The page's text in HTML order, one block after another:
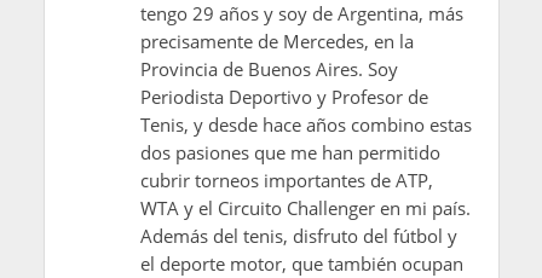
tengo 29 años y soy de Argentina, más
precisamente de Mercedes, en la
Provincia de Buenos Aires. Soy
Periodista Deportivo y Profesor de
Tenis, y desde hace años combino estas
dos pasiones que me han permitido
cubrir torneos importantes de ATP,
WTA y el Circuito Challenger en mi país.
Además del tenis, disfruto del fútbol y
el deporte motor, que también ocupan